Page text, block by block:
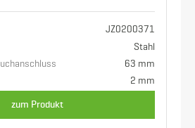
JZ0200371
Stahl
63 mm
2 mm
zum Produkt